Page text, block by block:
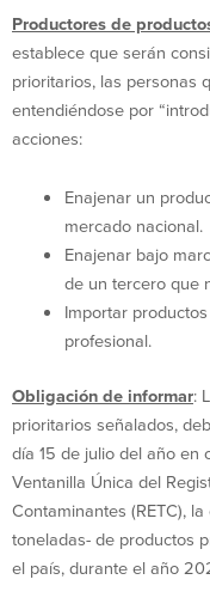
Productores de
establece que serán
prioritarios, las personas
entendiéndose por
acciones:
Enajenar un
mercado nacional.
Enajenar bajo
de un tercero que
Importar
profesional.
Obligación de informar:
prioritarios señalados,
día 15 de julio del año en
Ventanilla Única del
Contaminantes (RETC),
toneladas- de productos
el país, durante el año